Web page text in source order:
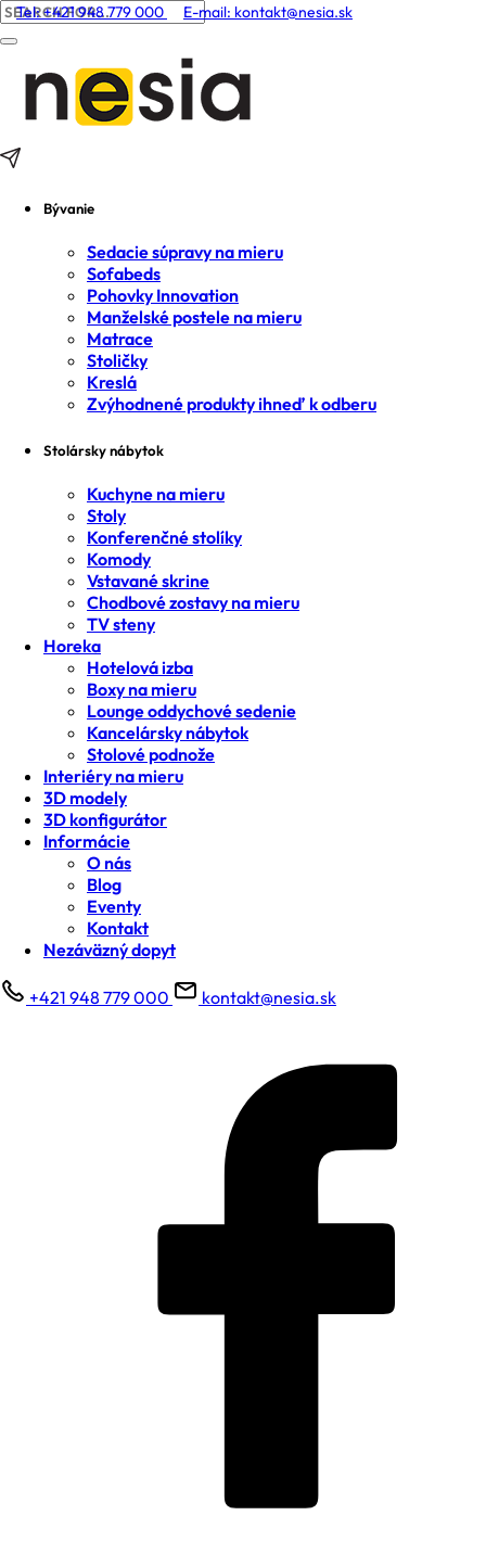
Tel: +421 948 779 000 E-mail: kontakt@nesia.sk
Bývanie
Sedacie súpravy na mieru
Sofabeds
Pohovky Innovation
Manželské postele na mieru
Matrace
Stoličky
Kreslá
Zvýhodnené produkty ihneď k odberu
Stolársky nábytok
Kuchyne na mieru
Stoly
Konferenčné stolíky
Komody
Vstavané skrine
Chodbové zostavy na mieru
TV steny
Horeka
Hotelová izba
Boxy na mieru
Lounge oddychové sedenie
Kancelársky nábytok
Stolové podnože
Interiéry na mieru
3D modely
3D konfigurátor
Informácie
O nás
Blog
Eventy
Kontakt
Nezáväzný dopyt
+421 948 779 000 kontakt@nesia.sk